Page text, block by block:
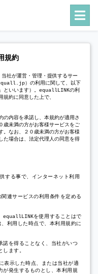
規約
当社が運営・管理・提供するサー
）の利用に関して、以下
いいます）。 equallLINKの利
約に同意した上で、
の内容を承諾し、本規約が適用さ
歳未満の方がお客様サービスをご
。なお、２０歳未満の方がお客様
た場合は、法定代理人の同意を得
する事で、インターネット利用
関連サービスの利用条件を定める
equallLINKを使用することはで
利用した時点で、本利用規約に
諾を得ることなく、当社がいつ
ます。
表示した時点、または当社が適
が発生するものとし、本利用規